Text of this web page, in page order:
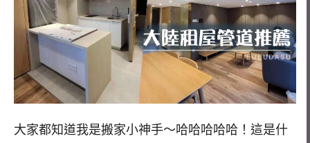
大家都知道我是搬家小神手～哈哈哈哈哈！這是什